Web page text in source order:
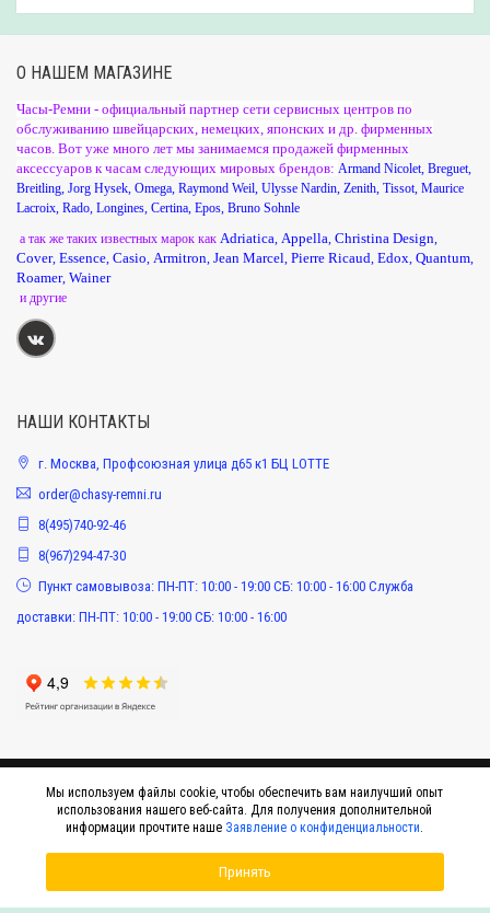
О НАШЕМ МАГАЗИНЕ
Часы-Ремни - официальный партнер сети сервисных центров по
обслуживанию швейцарских, немецких, японских и др. фирменных
часов. Вот уже много лет мы занимаемся продажей фирменных
аксессуаров к часам следующих мировых брендов: Armand Nicolet Breguet
Breitling Jorg Hysek Omega Raymond Weil Ulysse Nardin Zenith Tissot Maurice
Lacroix Rado Longines Certina Epos Bruno Sohnle
а так же таких известных марок как Adriatica Appella Christina Design
Cover, Essence Casio Armitron Jean Marcel Pierre Ricaud Edox Quantum
Roamer, Wainer
и другие
НАШИ КОНТАКТЫ
г. Москва, Профсоюзная улица д65 к1 БЦ LOTTE
order@chasy-remni.ru
8(495)740-92-46
8(967)294-47-30
Пункт самовывоза: ПН-ПТ: 10:00 - 19:00 СБ: 10:00 - 16:00 Служба
доставки: ПН-ПТ: 10:00 - 19:00 СБ: 10:00 - 16:00
© 2015-2026 Интернет-магазин оригинальных аксессуаров к наручным часам
Мы используем файлы cookie, чтобы обеспечить вам наилучший опыт
использования нашего веб-сайта. Для получения дополнительной
информации прочтите наше Заявление о конфиденциальности.
Принять